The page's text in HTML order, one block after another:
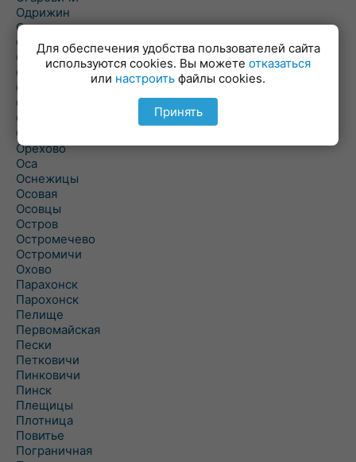
Одрижин
Оздамичи
Озяты
Олтуш
Ольманы
Ольпень
Ольшаны
Омельная
Ополь
Орехово
Оса
Оснежицы
Осовая
Осовцы
Остров
Остромечево
Остромичи
Охово
Парахонск
Парохонск
Пелище
Первомайская
Пески
Петковичи
Пинковичи
Пинск
Плещицы
Плотница
Повитье
Пограничная
Для обеспечения удобства пользователей сайта
используются cookies. Вы можете отказаться
или настроить файлы cookies.
Принять